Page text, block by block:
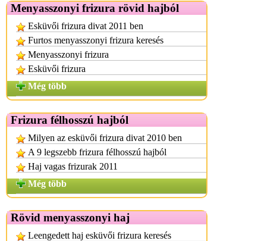
Menyasszonyi frizura rövid hajból
Esküvői frizura divat 2011 ben
Furtos menyasszonyi frizura keresés
Menyasszonyi frizura
Esküvői frizura
Még több
Frizura félhosszú hajból
Milyen az esküvői frizura divat 2010 ben
A 9 legszebb frizura félhosszú hajból
Haj vagas frizurak 2011
Még több
Rövid menyasszonyi haj
Leengedett haj esküvői frizura keresés